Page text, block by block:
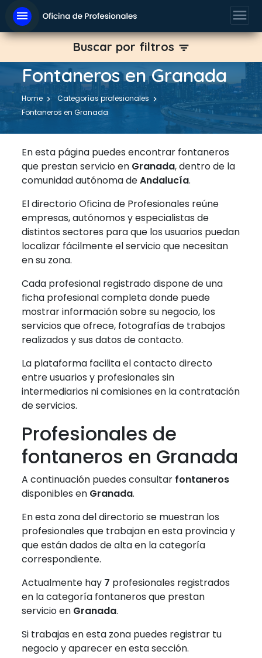
menu menu
Fontaneros en Granada
Home
Categorías profesionales
Fontaneros en Granada
En esta página puedes encontrar fontaneros
que prestan servicio en Granada, dentro de la
comunidad autónoma deAndalucía.
El directorio Oficina de Profesionales reúne
empresas, autónomos y especialistas de
distintos sectores para que los usuarios puedan
localizar fácilmente el servicio que necesitan
en su zona.
Cada profesional registrado dispone de una
ficha profesional completa donde puede
mostrar información sobre su negocio, los
servicios que ofrece, fotografías de trabajos
realizados y sus datos de contacto.
La plataforma facilita el contacto directo
entre usuarios y profesionales sin
intermediarios ni comisiones en la contratación
de servicios.
Profesionales de
fontaneros en Granada
A continuación puedes consultar fontaneros
disponibles en Granada.
En esta zona del directorio se muestran los
profesionales que trabajan en esta provincia y
que están dados de alta en la categoría
correspondiente.
Actualmente hay 7 profesionales registrados
en la categoría fontaneros que prestan
servicio en Granada.
Si trabajas en esta zona puedes registrar tu
negocio y aparecer en esta sección.
Buscar por filtros filter_list